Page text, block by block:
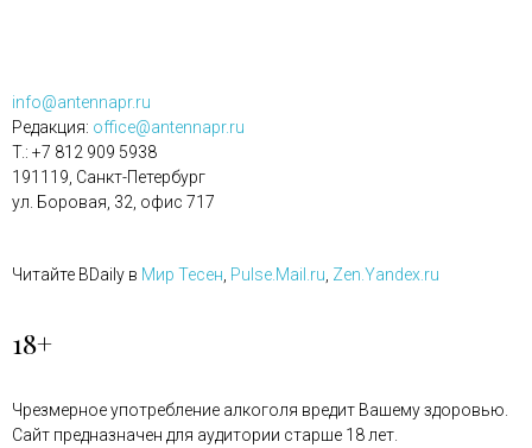
info@antennapr.ru
Редакция: office@antennapr.ru
T.: +7 812 909 5938
191119, Санкт-Петербург
ул. Боровая, 32, офис 717
Читайте BDaily в Мир Тесен Pulse.Mail.ru Zen.Yandex.ru
18+
Чрезмерное употребление алкоголя вредит Вашему здоровью.
Сайт предназначен для аудитории старше 18 лет.